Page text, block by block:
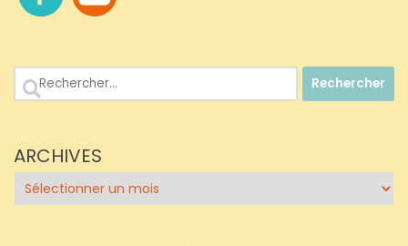
Rechercher :
ARCHIVES
Archives